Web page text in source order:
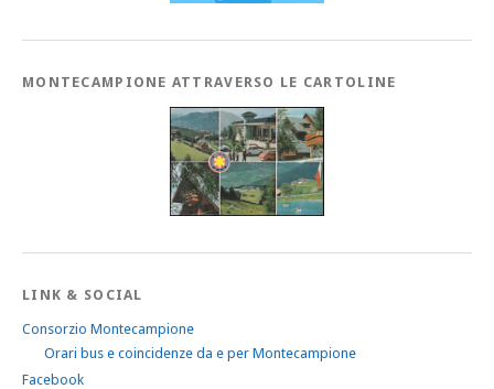
MONTECAMPIONE ATTRAVERSO LE CARTOLINE
LINK & SOCIAL
Consorzio Montecampione
Orari bus e coincidenze da e per Montecampione
Facebook